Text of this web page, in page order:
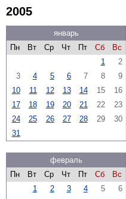
2005
январь
Пн
Вт Ср Чт Пт Сб
Вс
1
2
3
4 5 6 7 8
9
10
11 12 13 14 15
16
17
18 19 20 21 22
23
24
25 26 27 28 29
30
31
февраль
Пн
Вт Ср Чт Пт Сб
Вс
1
2 3 4 5
6